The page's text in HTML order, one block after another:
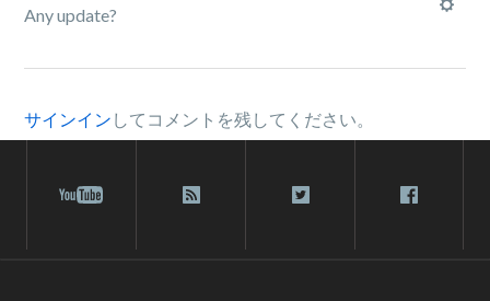
Any update?
サインイン してコメントを残してください。